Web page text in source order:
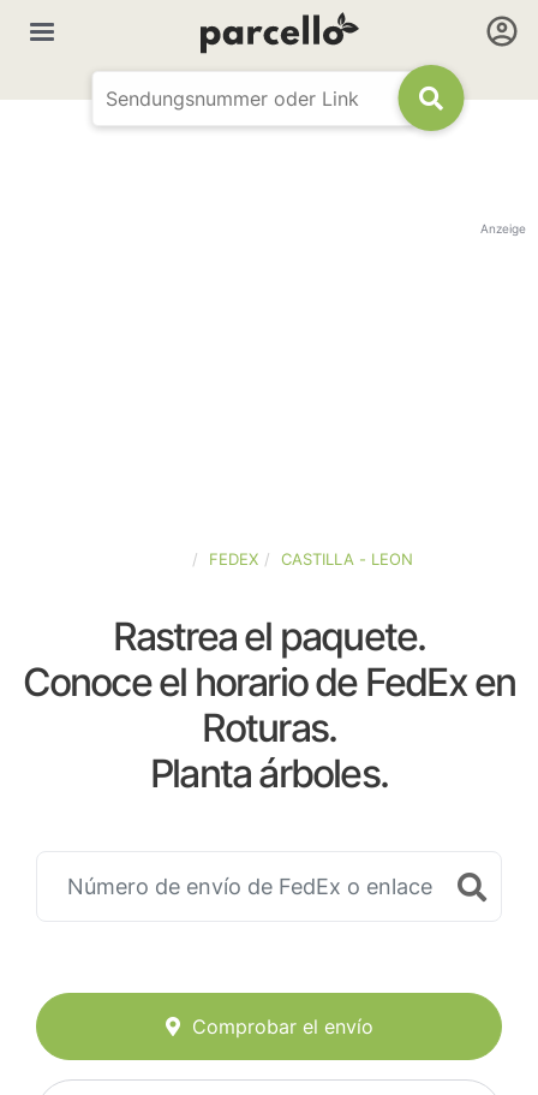
Anzeige
FEDEX CASTILLA - LEON
Rastrea el paquete.
Conoce el horario de FedEx en
Roturas.
Planta árboles.
Comprobar el envío